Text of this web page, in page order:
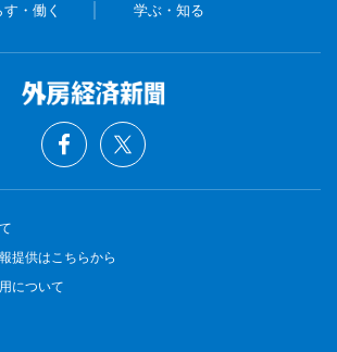
・働く 学ぶ・知る
提供はこちらから
について